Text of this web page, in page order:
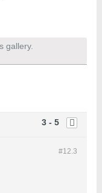
gallery.
3 - 5
#12.3